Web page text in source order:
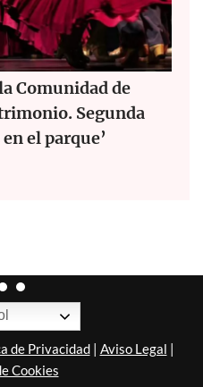
Comunidad de
Segunda
el parque’
de Privacidad| Aviso Legal |
Cookies